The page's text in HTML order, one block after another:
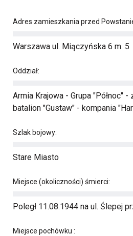
Adres zamieszkania przed
Warszawa ul. Miączyńska 6 m. 5
Oddział:
Armia Krajowa - Grupa "Północ"
batalion "Gustaw" - kompania
Szlak bojowy:
Stare Miasto
Miejsce (okoliczności) śmierci:
Poległ 11.08.1944 na ul. Ślepej
Miejsce pochówku :